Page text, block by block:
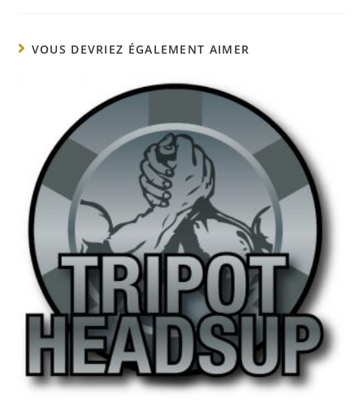
VOUS DEVRIEZ ÉGALEMENT AIMER